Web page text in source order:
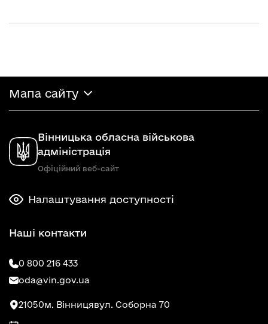
Мапа сайту
Вінницька обласна військова
адміністрація
Офіційний веб-сайт
Налаштування доступності
Наші контакти
0 800 216 433
oda@vin.gov.ua
21050м. Вінницявул. Соборна 70